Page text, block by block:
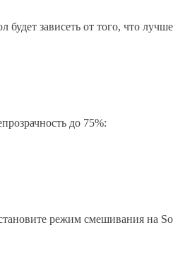
будет зависеть от того, что
до 75%:
режим смешивания на